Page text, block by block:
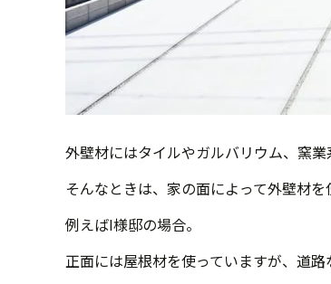
外壁材にはタイルやガルバリウム、窯
そんなときは、家の面によって外壁材
例えばI様邸の場合。
正面には屋根材を使っていますが、道